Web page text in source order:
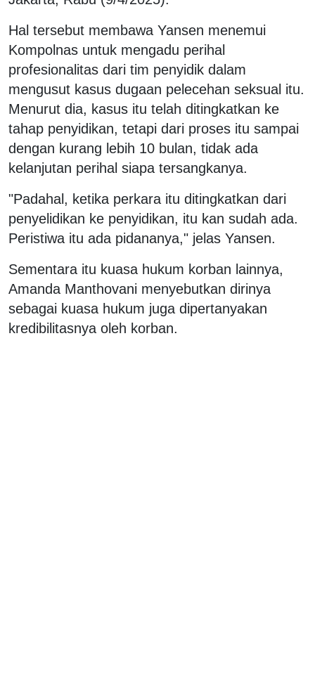
Hal tersebut membawa Yansen menemui
Kompolnas untuk mengadu perihal
profesionalitas dari tim penyidik dalam
mengusut kasus dugaan pelecehan seksual itu.
Menurut dia, kasus itu telah ditingkatkan ke
tahap penyidikan, tetapi dari proses itu sampai
dengan kurang lebih 10 bulan, tidak ada
kelanjutan perihal siapa tersangkanya.
"Padahal, ketika perkara itu ditingkatkan dari
penyelidikan ke penyidikan, itu kan sudah ada.
Peristiwa itu ada pidananya," jelas Yansen.
Sementara itu kuasa hukum korban lainnya,
Amanda Manthovani menyebutkan dirinya
sebagai kuasa hukum juga dipertanyakan
kredibilitasnya oleh korban.